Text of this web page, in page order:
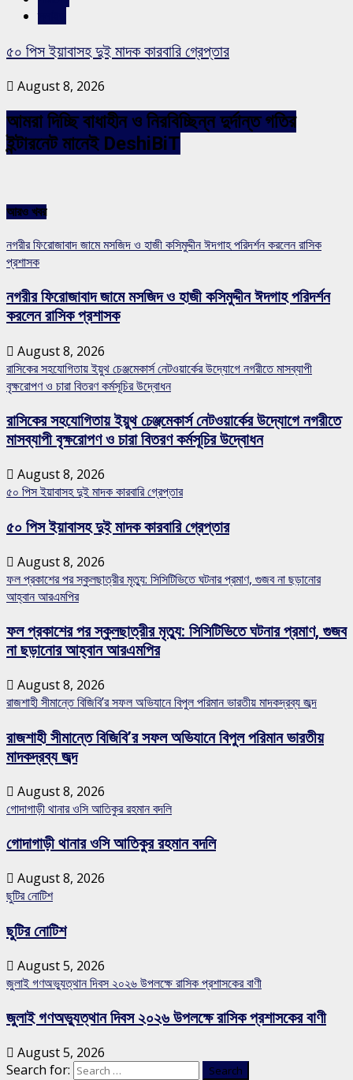
৫০ পিস ইয়াবাসহ দুই মাদক কারবারি গ্রেপ্তার
August 8, 2026
আমরা দিচ্ছি বাধাহীন ও নিরবিচ্ছিন্ন দুর্দান্ত গতির
ইন্টারনেট মানেই DeshiBiT
আরও খবর
নগরীর ফিরোজাবাদ জামে মসজিদ ও হাজী কসিমুদ্দীন ঈদগাহ পরিদর্শন করলেন রাসিক
প্রশাসক
নগরীর ফিরোজাবাদ জামে মসজিদ ও হাজী কসিমুদ্দীন ঈদগাহ পরিদর্শন
করলেন রাসিক প্রশাসক
August 8, 2026
রাসিকের সহযোগিতায় ইয়ুথ চেঞ্জমেকার্স নেটওয়ার্কের উদ্যোগে নগরীতে মাসব্যাপী
বৃক্ষরোপণ ও চারা বিতরণ কর্মসূচির উদ্বোধন
রাসিকের সহযোগিতায় ইয়ুথ চেঞ্জমেকার্স নেটওয়ার্কের উদ্যোগে নগরীতে
মাসব্যাপী বৃক্ষরোপণ ও চারা বিতরণ কর্মসূচির উদ্বোধন
August 8, 2026
৫০ পিস ইয়াবাসহ দুই মাদক কারবারি গ্রেপ্তার
৫০ পিস ইয়াবাসহ দুই মাদক কারবারি গ্রেপ্তার
August 8, 2026
ফল প্রকাশের পর স্কুলছাত্রীর মৃত্যু: সিসিটিভিতে ঘটনার প্রমাণ, গুজব না ছড়ানোর
আহ্বান আরএমপির
ফল প্রকাশের পর স্কুলছাত্রীর মৃত্যু: সিসিটিভিতে ঘটনার প্রমাণ, গুজব
না ছড়ানোর আহ্বান আরএমপির
August 8, 2026
রাজশাহী সীমান্তে বিজিবি’র সফল অভিযানে বিপুল পরিমান ভারতীয় মাদকদ্রব্য জব্দ
রাজশাহী সীমান্তে বিজিবি’র সফল অভিযানে বিপুল পরিমান ভারতীয়
মাদকদ্রব্য জব্দ
August 8, 2026
গোদাগাড়ী থানার ওসি আতিকুর রহমান বদলি
গোদাগাড়ী থানার ওসি আতিকুর রহমান বদলি
August 8, 2026
ছুটির নোটিশ
ছুটির নোটিশ
August 5, 2026
জুলাই গণঅভ্যুত্থান দিবস ২০২৬ উপলক্ষে রাসিক প্রশাসকের বাণী
জুলাই গণঅভ্যুত্থান দিবস ২০২৬ উপলক্ষে রাসিক প্রশাসকের বাণী
August 5, 2026
Search for: